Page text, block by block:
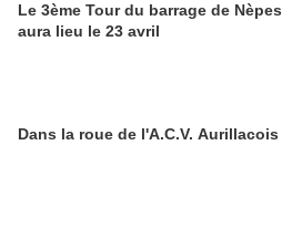
Le 3ème Tour du barrage de Nèpes
aura lieu le 23 avril
Dans la roue de l'A.C.V. Aurillacois